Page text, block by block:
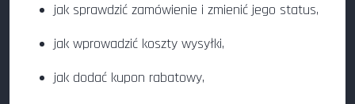
jak sprawdzić zamówienie i zmienić jego status,
jak wprowadzić koszty wysyłki,
jak dodać kupon rabatowy,